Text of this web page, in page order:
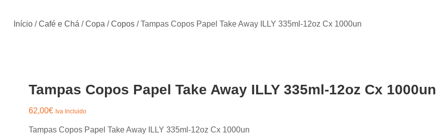
Início/Café e Chá /Copa /Copos/ Tampas Copos Papel Take Away ILLY 335ml-12oz Cx 1000un
Tampas Copos Papel Take Away ILLY 335ml-12oz Cx 1000un
62,00€ Iva Incluido
Tampas Copos Papel Take Away ILLY 335ml-12oz Cx 1000un